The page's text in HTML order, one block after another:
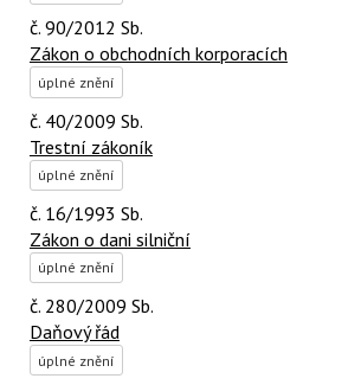
č. 90/2012 Sb.
Zákon o obchodních korporacích
úplné znění
č. 40/2009 Sb.
Trestní zákoník
úplné znění
č. 16/1993 Sb.
Zákon o dani silniční
úplné znění
č. 280/2009 Sb.
Daňový řád
úplné znění